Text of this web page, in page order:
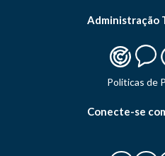
Administração
Politicas de
Conecte-se